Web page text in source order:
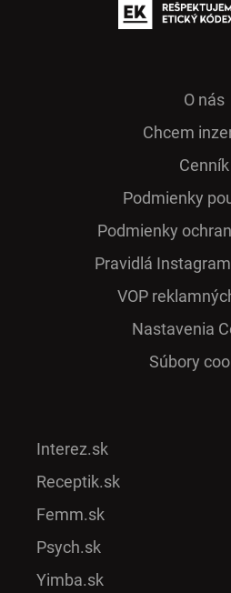
O nás
Chcem
Cenník
Podmienky
Podmienky
Pra­vidlá
VOP
Nastavenia
Súbory
Interez.sk
Receptik.sk
Femm.sk
Psych.sk
Yimba.sk